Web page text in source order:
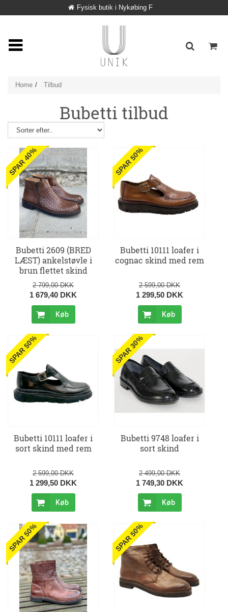
Fysisk butik i Nykøbing F
Home Tilbud
Bubetti tilbud
SPAR 40%
Bubetti 2609 (BRED
LÆST) ankelstøvle i
brun flettet skind
2 799,00 DKK
1 679,40 DKK
Køb
SPAR 50%
Bubetti 10111 loafer i
cognac skind med rem
2 599,00 DKK
1 299,50 DKK
Køb
SPAR 50%
Bubetti 10111 loafer i
sort skind med rem
2 599,00 DKK
1 299,50 DKK
Køb
SPAR 30%
Bubetti 9748 loafer i
sort skind
2 499,00 DKK
1 749,30 DKK
Køb
SPAR 50% SPAR 50%